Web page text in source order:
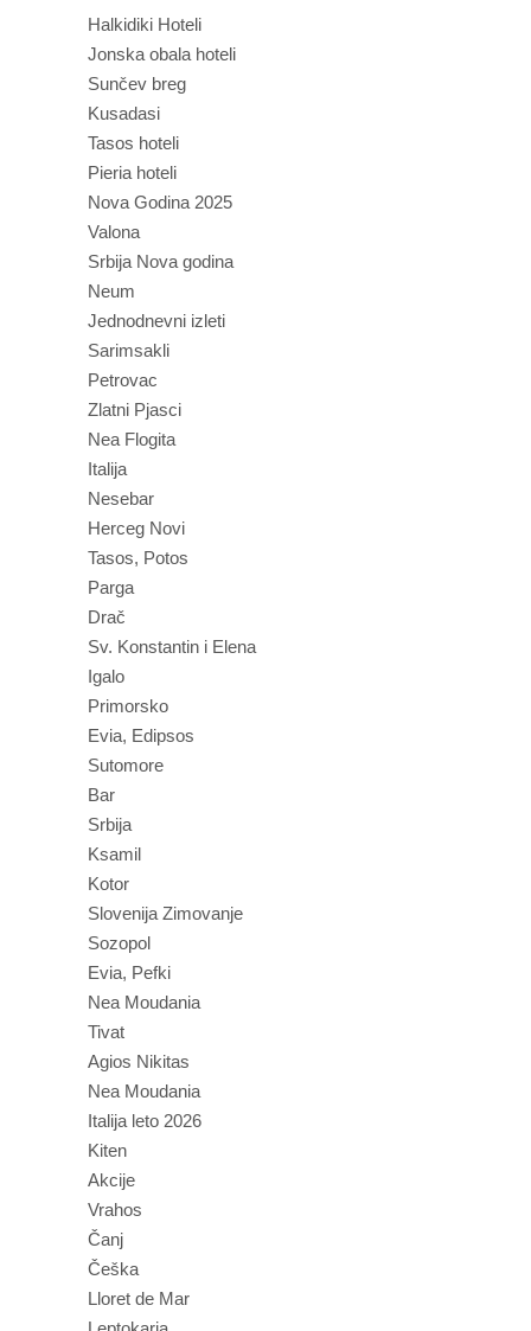
Halkidiki Hoteli
Jonska obala hoteli
Sunčev breg
Kusadasi
Tasos hoteli
Pieria hoteli
Nova Godina 2025
Valona
Srbija Nova godina
Neum
Jednodnevni izleti
Sarimsakli
Petrovac
Zlatni Pjasci
Nea Flogita
Italija
Nesebar
Herceg Novi
Tasos, Potos
Parga
Drač
Sv. Konstantin i Elena
Igalo
Primorsko
Evia, Edipsos
Sutomore
Bar
Srbija
Ksamil
Kotor
Slovenija Zimovanje
Sozopol
Evia, Pefki
Nea Moudania
Tivat
Agios Nikitas
Nea Moudania
Italija leto 2026
Kiten
Akcije
Vrahos
Čanj
Češka
Lloret de Mar